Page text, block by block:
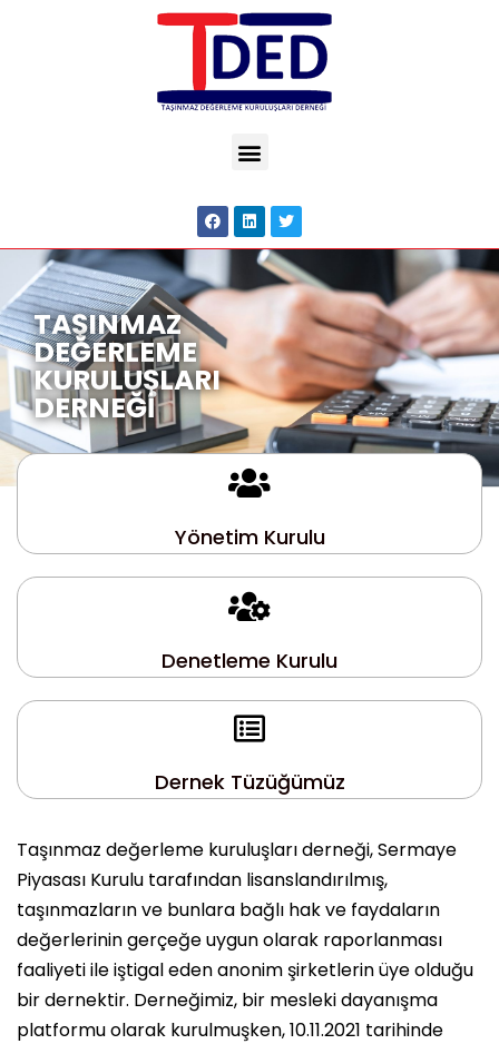
TAŞINMAZ
DEĞERLEME
KURULUŞLARI
DERNEĞİ
Yönetim Kurulu
Denetleme Kurulu
Dernek Tüzüğümüz
Taşınmaz değerleme kuruluşları derneği, Sermaye
Piyasası Kurulu tarafından lisanslandırılmış,
taşınmazların ve bunlara bağlı hak ve faydaların
değerlerinin gerçeğe uygun olarak raporlanması
faaliyeti ile iştigal eden anonim şirketlerin üye olduğu
bir dernektir. Derneğimiz, bir mesleki dayanışma
platformu olarak kurulmuşken, 10.11.2021 tarihinde